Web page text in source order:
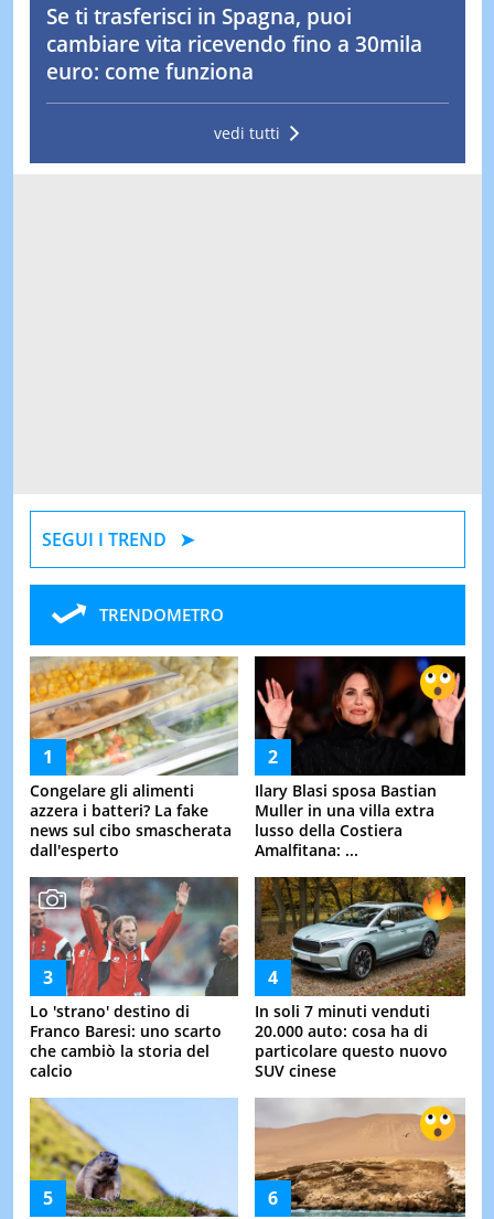
Se ti trasferisci in Spagna, puoi
cambiare vita ricevendo fino a 30mila
euro: come funziona
vedi tutti
SEGUI I TREND
TRENDOMETRO
Congelare gli alimenti
azzera i batteri? La fake
news sul cibo smascherata
dall'esperto
Ilary Blasi sposa Bastian
Muller in una villa extra
lusso della Costiera
Amalfitana: ...
Lo 'strano' destino di
Franco Baresi: uno scarto
che cambiò la storia del
calcio
In soli 7 minuti venduti
20.000 auto: cosa ha di
particolare questo nuovo
SUV cinese